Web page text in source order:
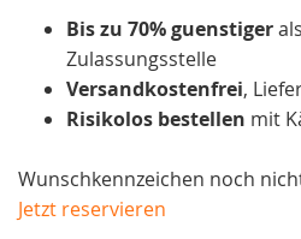
Bis zu 70% guenstiger
Zulassungsstelle
Versandkostenfrei,
Risikolos bestellen mit
Wunschkennzeichen noch
Jetzt reservieren